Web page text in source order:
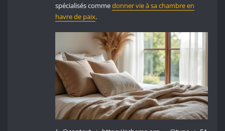
spécialisés commedonner vie à sa chambre en
havre de paix.